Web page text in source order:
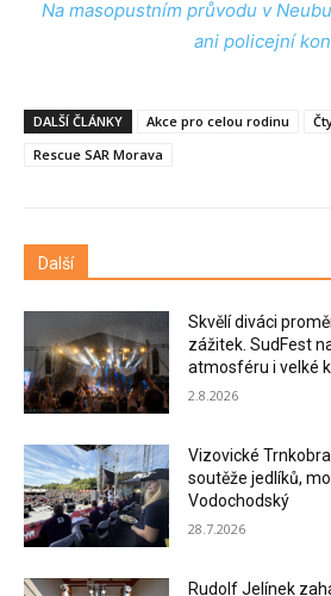
Na masopustním průvodu v
ani policejní
DALŠÍ ČLÁNKY Akce pro celou rodinu
Rescue SAR Morava
Další
Skvělí diváci
zážitek. SudFest
atmosféru i velké
2.8.2026
Vizovické
soutěže jedlíků,
Vodochodský
28.7.2026
Rudolf Jelínek